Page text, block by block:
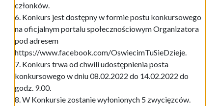
członków.
6. Konkurs jest dostępny w formie postu konkursowego
na oficjalnym portalu społecznościowym Organizatora
pod adresem
https://www.facebook.com/OswiecimTuSieDzieje.
7. Konkurs trwa od chwili udostępnienia posta
konkursowego w dniu 08.02.2022 do 14.02.2022 do
godz. 9.00.
8. W Konkursie zostanie wyłonionych 5 zwycięzców.